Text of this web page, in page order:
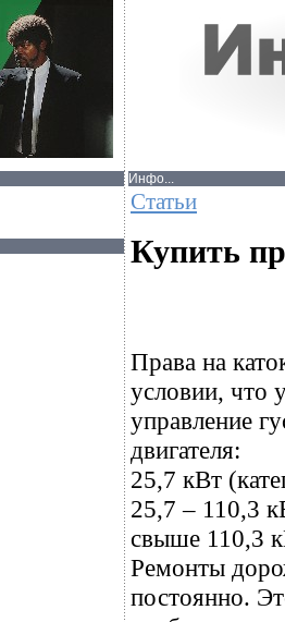
Инфо...
Статьи
Купить
Права на
условии, что
управление
двигателя:
25,7 кВт
25,7 – 110,3
свыше 110,3
Ремонты
постоянно.